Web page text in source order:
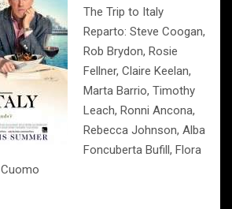
The Trip to Italy
Reparto: Steve Coogan,
Rob Brydon, Rosie
Fellner, Claire Keelan,
Marta Barrio, Timothy
Leach, Ronni Ancona,
Rebecca Johnson, Alba
Foncuberta Bufill, Flora